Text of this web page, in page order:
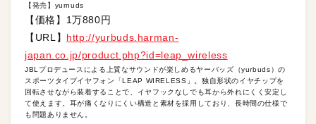
【発売】yurnuds
【価格】1万880円
【URL】 http://yurbuds.harman-
japan.co.jp/product.php?id=leap_wireless
JBLプロデュースによる上質なサウンドが楽しめるヤーバッズ（yurbuds）の
スポーツタイプイヤフォン「LEAP WIRELESS」。独自形状のイヤチップを
回転させながら装着することで、イヤフックなしでも耳から外れにくく安定し
て使えます。耳が痛くなりにくい構造と素材を採用しており、長時間の仕様で
も問題ありません。